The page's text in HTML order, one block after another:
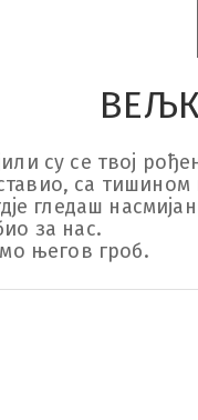
су се твој
са тишином
гледаш
за нас.
његов гроб.